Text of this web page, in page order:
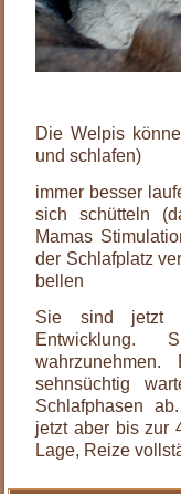
Die Welpis
und schlafen)
immer besser
sich schütteln
Mamas
der Schlafplatz
bellen
Sie sind jetzt
Entwicklung.
sehnsüchtig
Schlafphasen
jetzt aber bis zur
Lage, Reize